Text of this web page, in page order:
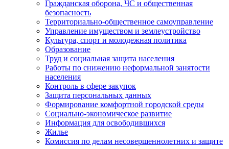
Гражданская оборона, ЧС и общественная
безопасность
Территориально-общественное самоуправление
Управление имуществом и землеустройство
Культура, спорт и молодежная политика
Образование
Труд и социальная защита населения
Работы по снижению неформальной занятости
населения
Контроль в сфере закупок
Защита персональных данных
Формирование комфортной городской среды
Социально-экономическое развитие
Информация для освободившихся
Жилье
Комиссия по делам несовершеннолетних и защите